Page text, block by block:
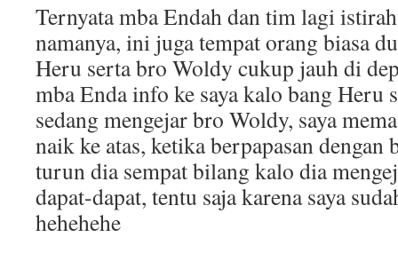
Ternyata mba Endah dan tim lagi
namanya, ini juga tempat orang biasa
Heru serta bro Woldy cukup jauh di
mba Enda info ke saya kalo bang Heru
sedang mengejar bro Woldy, saya
naik ke atas, ketika berpapasan
turun dia sempat bilang kalo dia
dapat-dapat, tentu saja karena saya
hehehehe